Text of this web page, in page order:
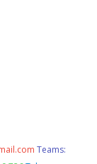
Teams: